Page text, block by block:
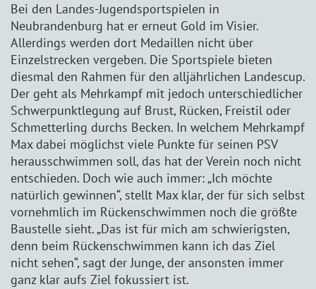
Bei den Landes-Jugendsportspielen in
Neubrandenburg hat er erneut Gold im Visier.
Allerdings werden dort Medaillen nicht über
Einzelstrecken vergeben. Die Sportspiele bieten
diesmal den Rahmen für den alljährlichen Landescup.
Der geht als Mehrkampf mit jedoch unterschiedlicher
Schwerpunktlegung auf Brust, Rücken, Freistil oder
Schmetterling durchs Becken. In welchem Mehrkampf
Max dabei möglichst viele Punkte für seinen PSV
herausschwimmen soll, das hat der Verein noch nicht
entschieden. Doch wie auch immer: „Ich möchte
natürlich gewinnen“, stellt Max klar, der für sich selbst
vornehmlich im Rückenschwimmen noch die größte
Baustelle sieht. „Das ist für mich am schwierigsten,
denn beim Rückenschwimmen kann ich das Ziel
nicht sehen“, sagt der Junge, der ansonsten immer
ganz klar aufs Ziel fokussiert ist.